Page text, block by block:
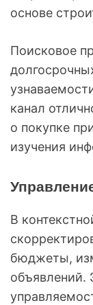
основе
Поисковое
канал
о покупке
изучения
В
бюджеты,
объявлений.